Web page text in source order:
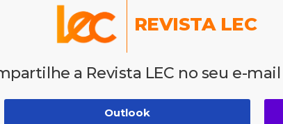
REVISTA LEC
a Revista LEC no seu e-mail
Outlook